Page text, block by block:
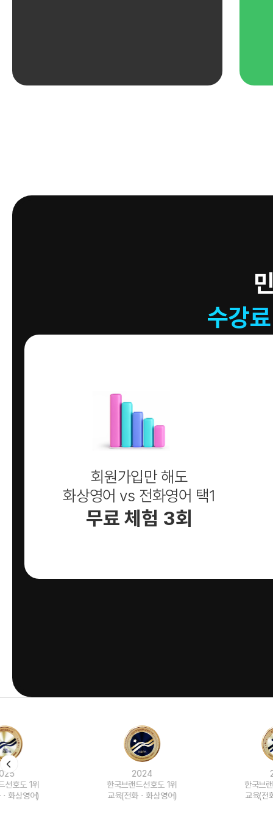
수강
회원가입만 해도
화상영어 vs 전화영어 택1
무료 체험 3회
한국브랜드선호도 1위
교육(전화ㆍ화상영어)
한국브랜드선호도 1위
교육(전화ㆍ화상영어)